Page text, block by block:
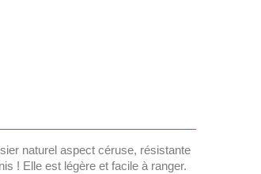
naturel aspect céruse, résistante
! Elle est légère et facile à ranger.